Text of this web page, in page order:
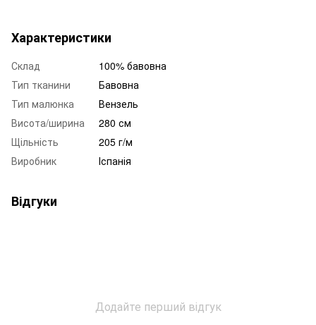
Характеристики
Склад
100% бавовна
Тип тканини
Бавовна
Тип малюнка
Вензель
Висота/ширина
280 см
Щільність
205 г/м
Виробник
Іспанія
Відгуки
Додайте перший відгук